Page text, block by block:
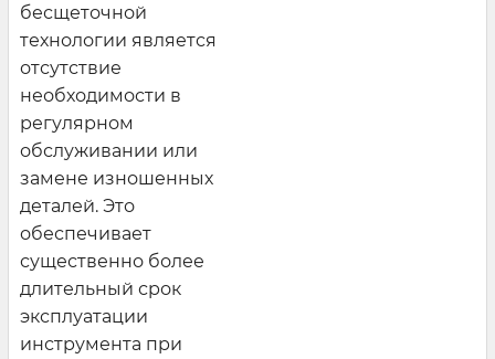
бесщеточной
технологии является
отсутствие
необходимости в
регулярном
обслуживании или
замене изношенных
деталей. Это
обеспечивает
существенно более
длительный срок
эксплуатации
инструмента при